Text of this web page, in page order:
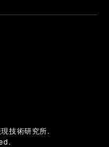
技術研究所.